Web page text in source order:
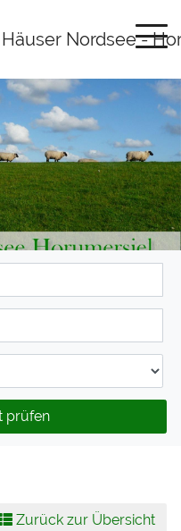
prüfen
Zurück zur Übersicht